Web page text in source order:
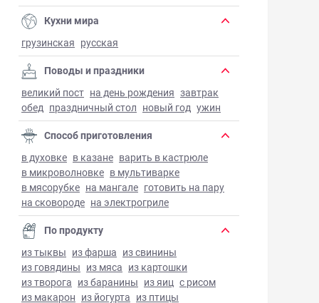
Кухни мира
грузинская русская
Поводы и праздники
великий пост на день рождения завтрак
обед праздничный стол новый год ужин
Способ приготовления
в духовке в казане варить в кастрюле
в микроволновке в мультиварке
в мясорубке на мангале готовить на пару
на сковороде на электрогриле
По продукту
из тыквы из фарша из свинины
из говядины из мяса из картошки
из творога из баранины из яиц с рисом
из макарон из йогурта из птицы